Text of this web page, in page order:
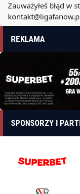
Zauważyłeś błąd w
REKLAMA
SPONSORZY I